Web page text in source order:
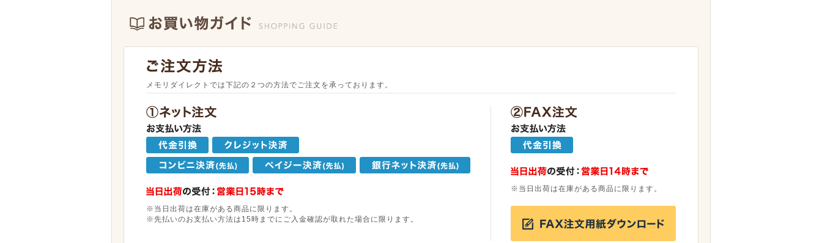
メモリダイレクトでは下記の２つの方法でご注文を承っております。
※当日出荷は在庫がある商品に限ります。
※先払いのお支払い方法は15時までにご入金確認が取れた場合に限ります。
※当日出荷は在庫がある商品に限ります。